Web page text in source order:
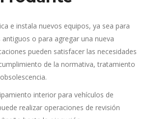
e instala nuevos equipos, ya sea para
o para agregar una nueva
pueden satisfacer las necesidades
de la normativa, tratamiento
interior para vehículos de
realizar operaciones de revisión